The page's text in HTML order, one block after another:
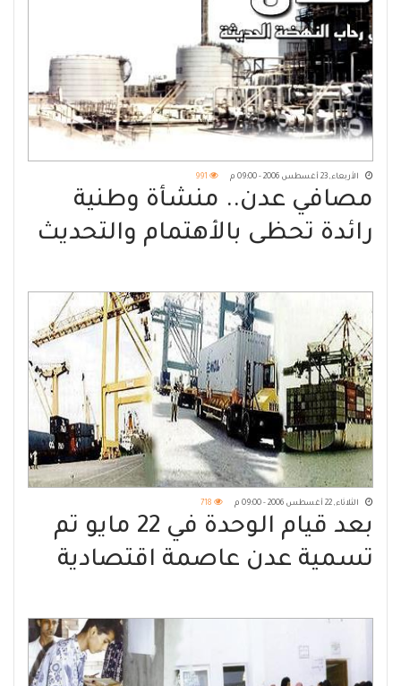
الأربعاء, 23 أغسطس 2006 - 09:00 م 991
مصافي عدن.. منشأة وطنية
رائدة تحظى بالأهتمام والتحديث
الثلاثاء, 22 أغسطس 2006 - 09:00 م 718
بعد قيام الوحدة في 22 مايو تم
تسمية عدن عاصمة اقتصادية